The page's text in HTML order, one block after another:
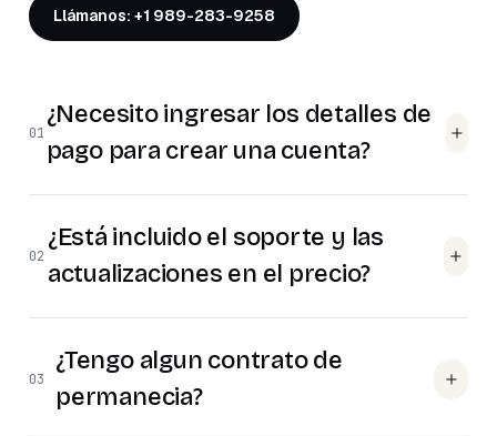
Llámanos: +1 989-283-9258
01
¿Necesito ingresar los detalles de
pago para crear una cuenta?
02
¿Está incluido el soporte y las
actualizaciones en el precio?
03
¿Tengo algun contrato de
permanecia?